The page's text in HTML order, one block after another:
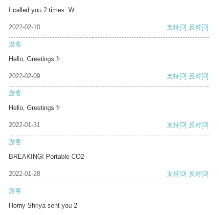
I called you 2 times. W
2022-02-10 支持[0] 反对[0]
游客
Hello, Greetings fr
2022-02-09 支持[0] 反对[0]
游客
Hello, Greetings fr
2022-01-31 支持[0] 反对[0]
游客
BREAKING! Portable CO2
2022-01-28 支持[0] 反对[0]
游客
Horny Shriya sent you 2